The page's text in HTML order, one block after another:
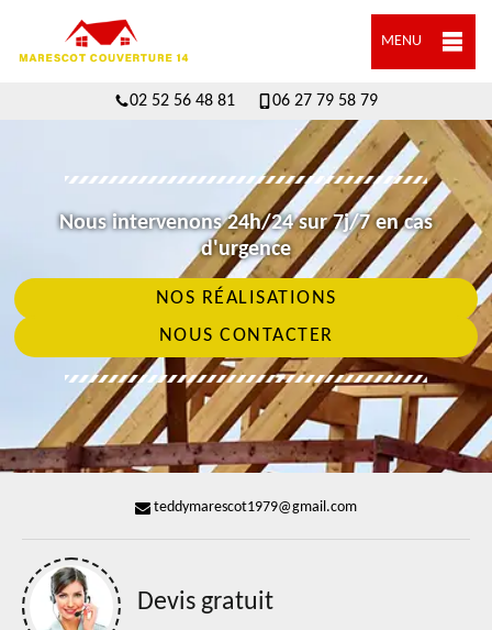
MENU
02 52 56 48 81 06 27 79 58 79
Nous intervenons 24h/24 sur 7j/7 en cas
d'urgence
NOS RÉALISATIONS
NOUS CONTACTER
teddymarescot1979@gmail.com
Devis gratuit